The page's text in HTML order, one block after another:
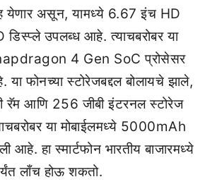
येणार असून, यामध्ये 6.67 इंच HD
उपलब्ध आहे. त्याचबरोबर या
4 Gen SoC प्रोसेसर
फोनच्या स्टोरेजबद्दल बोलायचे झाले,
रॅम आणि 256 जीबी इंटरनल स्टोरेज
या मोबाईलमध्ये 5000mAh
आहे. हा स्मार्टफोन भारतीय बाजारमध्ये
लाँच होऊ शकतो.